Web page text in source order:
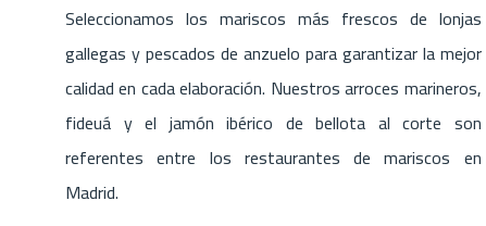
Seleccionamos los mariscos más frescos de lonjas
gallegas y pescados de anzuelo para garantizar la mejor
calidad en cada elaboración. Nuestros arroces marineros,
fideuá y el jamón ibérico de bellota al corte son
referentes entre los restaurantes de mariscos en
Madrid.